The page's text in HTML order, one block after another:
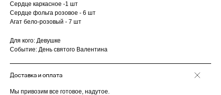
Сердце каркасное -1 шт
Сердце фольга розовое - 6 шт
Агат бело-розовый - 7 шт
Для кого: Девушке
Событие: День святого Валентина
Доставка и оплата
Мы привозим все готовое, надутое.